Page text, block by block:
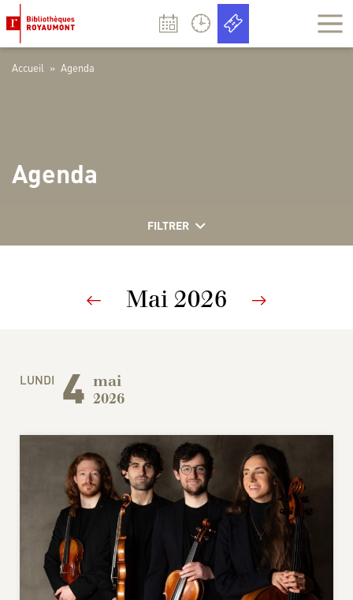
Accueil » Agenda
Agenda
FILTRER
Previous
Mai 2026
LUNDI 4 mai
2026
Panneau de gestion des cookies